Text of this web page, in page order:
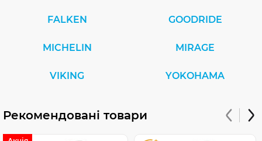
FALKEN GOODRIDE
MICHELIN MIRAGE
VIKING YOKOHAMA
Рекомендовані товари